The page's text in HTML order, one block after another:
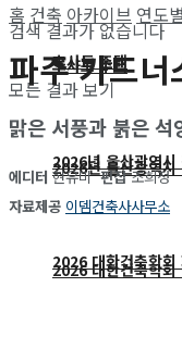
후사토 주택
2026년 울산광역시
2026 대한건축학회
후사토 주택
2026년 울산광역시
2026 대한건축학회
검색 결과가 없습니다
모든 결과 보기
홈 건축 아카이브 연도별
파주 가드너
맑은 서풍과 붉은
에디터 현유미편집조희정
자료제공 이뎀건축사사무소